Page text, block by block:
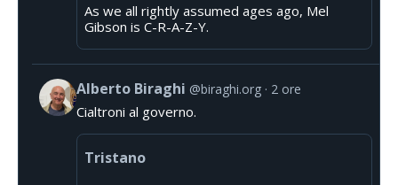
As we all rightly assumed ages ago, Mel
Gibson is C-R-A-Z-Y.
Alberto Biraghi @biraghi.org 2 ore
Cialtroni al governo.
Tristano